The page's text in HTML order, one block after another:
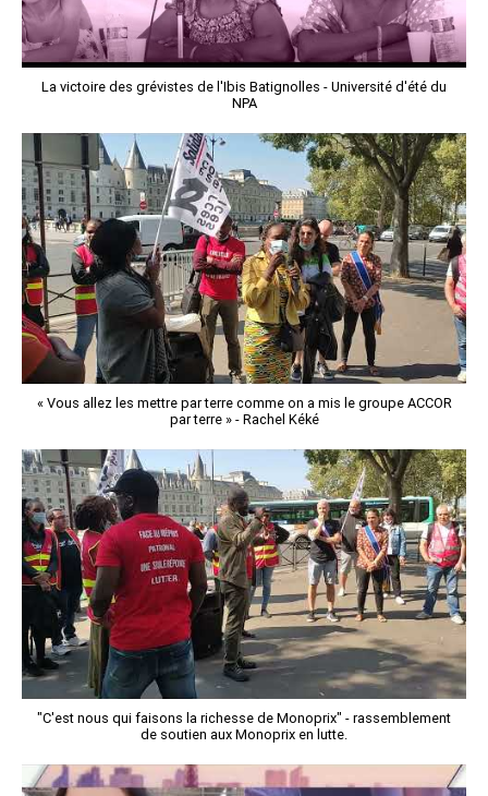
La victoire des grévistes de l'Ibis Batignolles - Université d'été du
NPA
« Vous allez les mettre par terre comme on a mis le groupe ACCOR
par terre » - Rachel Kéké
"C'est nous qui faisons la richesse de Monoprix" - rassemblement
de soutien aux Monoprix en lutte.